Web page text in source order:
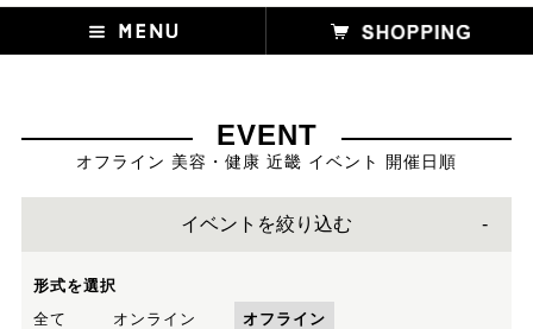
EVENT
オフライン 美容・健康 近畿 イベント 開催日順
イベントを絞り込む
形式を選択
全て
オンライン オフライン